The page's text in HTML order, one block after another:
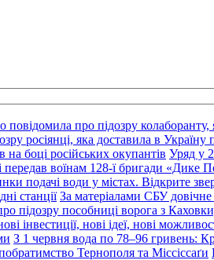
повідомила про підозру
росіянці, яка доставила в
боці російських окупантів Уряд у
воїнам 128-ї бригади «Дике
подачі води у містах. Відкрите
станції За матеріалами СБУ
підозру пособниці ворога з
інвестиції, нові ідеї, нові
З 1 червня вода по 78–96 гривень:
Тернополя та Міссіссаґи